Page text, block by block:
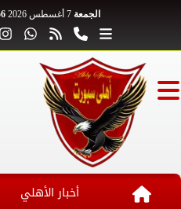
الجمعة 7 أغسطس 2026
أخبار الأهلي